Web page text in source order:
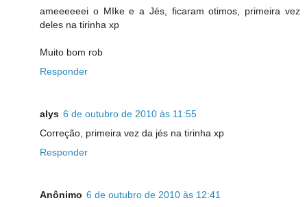
ameeeeeei o MIke e a Jés, ficaram otimos, primeira vez
deles na tirinha xp
Muito bom rob
Responder
alys 6 de outubro de 2010 às 11:55
Correção, primeira vez da jés na tirinha xp
Responder
Anônimo 6 de outubro de 2010 às 12:41